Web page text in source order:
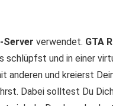
Server verwendet. GTA
schlüpfst und in einer
anderen und kreierst
Dabei solltest Du